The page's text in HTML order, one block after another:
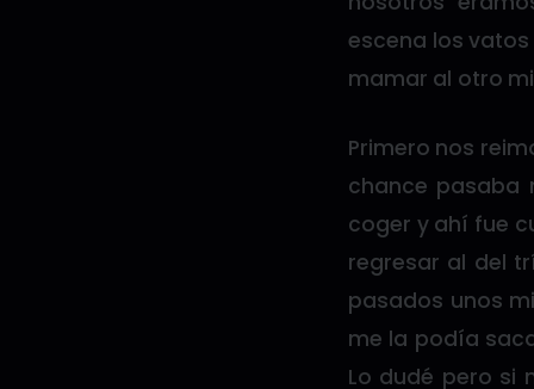
escena los
mamar al otro
Primero nos
chance pasaba
coger y ahí fue
regresar al del
pasados unos
me la podía
Lo dudé pero si